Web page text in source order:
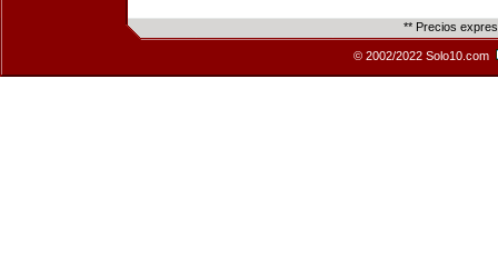
** Precios
© 2002/2022 Solo10.com